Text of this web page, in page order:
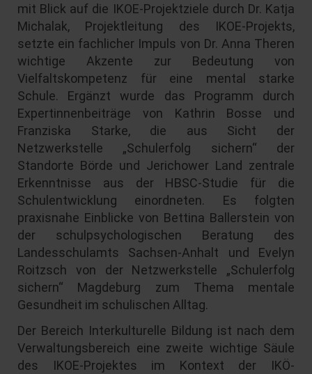
mit Blick auf die IKOE-Projektziele durch Dr. Katja
Michalak, Projektleitung des IKOE-Projekts,
setzte ein fachlicher Impuls von Dr. Anna Theren
wichtige Akzente zur Bedeutung von
Vielfaltskompetenz für eine mental starke
Schule. Ergänzt wurde das Programm durch
Expertinnenbeiträge von Kathrin Bosse und
Franziska Starke, die aus Sicht der
Netzwerkstelle „Schulerfolg sichern“ der
Standorte Börde und Jerichower Land zentrale
Erkenntnisse aus der HBSC-Studie für die
Schulentwicklung einordneten. Es folgten
praxisnahe Einblicke von Bettina Ballerstein von
der schulpsychologischen Beratung des
Landesschulamts Sachsen-Anhalt und Evelyn
Roitzsch von der Netzwerkstelle „Schulerfolg
sichern“ Magdeburg zum Thema mentale
Gesundheit im schulischen Alltag.
Der Bereich Interkulturelle Bildung ist nach dem
Verwaltungsbereich eine zweite wichtige Säule
des IKOE-Projektes im Kontext der IKÖ-